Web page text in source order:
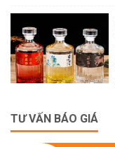
TƯ VẤN BÁO GIÁ